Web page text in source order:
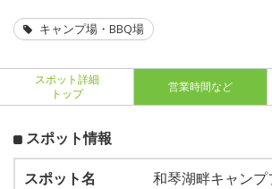
キャンプ場・BBQ場
スポット詳細
トップ
営業時間など
スポット情報
スポット名
和琴湖畔キャンプ